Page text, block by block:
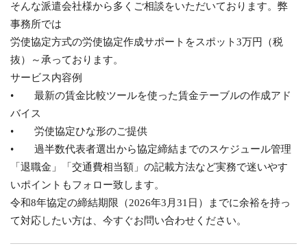
そんな派遣会社様から多くご相談をいただいております。弊
事務所では
労使協定方式の労使協定作成サポートをスポット3万円（税
抜）～承っております。
サービス内容例
• 最新の賃金比較ツールを使った賃金テーブルの作成アド
バイス
• 労使協定ひな形のご提供
• 過半数代表者選出から協定締結までのスケジュール管理
「退職金」「交通費相当額」の記載方法など実務で迷いやす
いポイントもフォロー致します。
令和8年協定の締結期限（2026年3月31日）までに余裕を持っ
て対応したい方は、今すぐお問い合わせください。